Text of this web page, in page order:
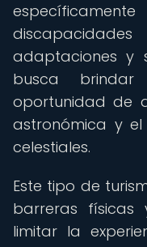
adaptaciones y
busca
oportunidad de
astronómica y
celestiales.
Este tipo de
barreras físicas
limitar la